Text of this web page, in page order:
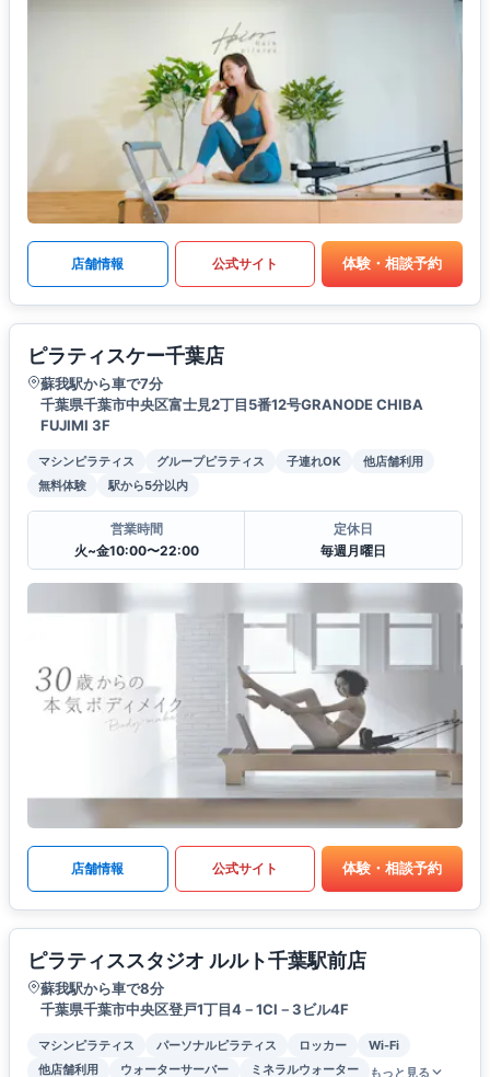
店舗情報 公式サイト 体験・相談予約
ピラティスケー千葉店
蘇我駅から車で7分
千葉県千葉市中央区富士見2丁目5番12号GRANODE CHIBA
FUJIMI 3F
マシンピラティス グループピラティス 子連れOK
他店舗利用
無料体験
駅から5分以内
営業時間
火~金10:00〜22:00
定休日
毎週月曜日
店舗情報 公式サイト 体験・相談予約
ピラティススタジオ ルルト千葉駅前店
蘇我駅から車で8分
千葉県千葉市中央区登戸1丁目4－1CI－3ビル4F
マシンピラティス パーソナルピラティス ロッカー
Wi-Fi
他店舗利用
ウォーターサーバー ミネラルウォーター もっと見る